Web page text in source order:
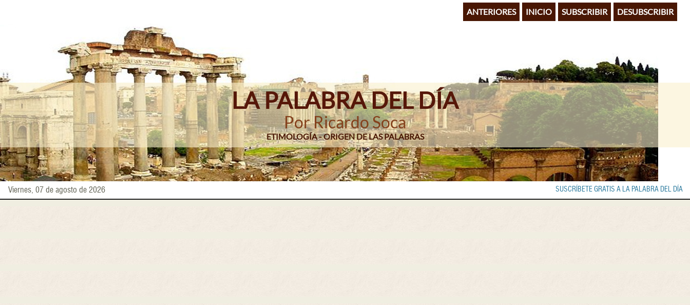
ANTERIORES INICIO SUBSCRIBIR DESUBSCRIBIR
LA PALABRA DEL DÍA
Por Ricardo Soca
ETIMOLOGÍA - ORIGEN DE LAS PALABRAS
Viernes, 07 de agosto de 2026 SUSCRÍBETE GRATIS A LA PALABRA DEL DÍA